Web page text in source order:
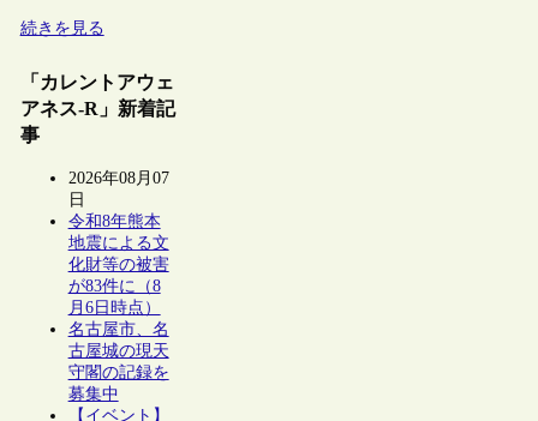
続きを見る
「カレントアウェ
アネス-R」新着記
事
2026年08月07
日
令和8年熊本
地震による文
化財等の被害
が83件に（8
月6日時点）
名古屋市、名
古屋城の現天
守閣の記録を
募集中
【イベント】